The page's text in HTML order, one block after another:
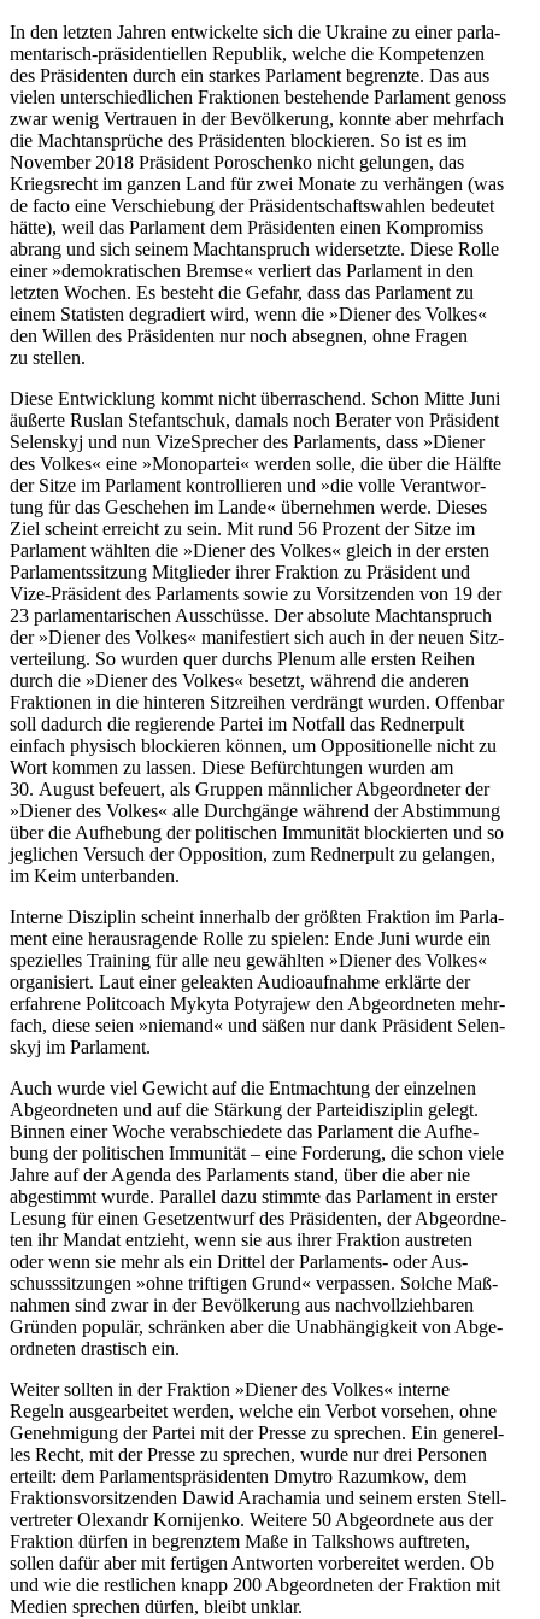
In den letzten Jahren ent­wi­ckelte sich die Ukraine zu einer par­la­
men­ta­risch-prä­si­den­ti­el­len Repu­blik, welche die Kom­pe­ten­zen
des Prä­si­den­ten durch ein starkes Par­la­ment begrenzte. Das aus
vielen unter­schied­li­chen Frak­tio­nen bestehende Par­la­ment genoss
zwar wenig Ver­trauen in der Bevöl­ke­rung, konnte aber mehr­fach
die Macht­an­sprü­che des Prä­si­den­ten blo­ckie­ren. So ist es im
Novem­ber 2018 Prä­si­dent Poro­schenko nicht gelun­gen, das
Kriegs­recht im ganzen Land für zwei Monate zu ver­hän­gen (was
de facto eine Ver­schie­bung der Prä­si­dent­schafts­wah­len bedeu­tet
hätte), weil das Par­la­ment dem Prä­si­den­ten einen Kom­pro­miss
abrang und sich seinem Macht­an­spruch wider­setzte. Diese Rolle
einer »demo­kra­ti­schen Bremse« ver­liert das Par­la­ment in den
letzten Wochen. Es besteht die Gefahr, dass das Par­la­ment zu
einem Sta­tis­ten degra­diert wird, wenn die »Diener des Volkes«
den Willen des Prä­si­den­ten nur noch abseg­nen, ohne Fragen
zu stellen.
Diese Ent­wick­lung kommt nicht über­ra­schend. Schon Mitte Juni
äußerte Ruslan Ste­fant­schuk, damals noch Berater von Prä­si­dent
Selen­skyj und nun Vize­Spre­cher des Par­la­ments, dass »Diener
des Volkes« eine »Mono­par­tei« werden solle, die über die Hälfte
der Sitze im Par­la­ment kon­trol­lie­ren und »die volle Ver­ant­wor­
tung für das Gesche­hen im Lande« über­neh­men werde. Dieses
Ziel scheint erreicht zu sein. Mit rund 56 Prozent der Sitze im
Par­la­ment wählten die »Diener des Volkes« gleich in der ersten
Par­la­ments­sit­zung Mit­glie­der ihrer Frak­tion zu Prä­si­dent und
Vize-Prä­si­dent des Par­la­ments sowie zu Vor­sit­zen­den von 19 der
23 par­la­men­ta­ri­schen Aus­schüsse. Der abso­lute Macht­an­spruch
der »Diener des Volkes« mani­fes­tiert sich auch in der neuen Sitz­
ver­tei­lung. So wurden quer durchs Plenum alle ersten Reihen
durch die »Diener des Volkes« besetzt, während die anderen
Frak­tio­nen in die hin­te­ren Sitz­rei­hen ver­drängt wurden. Offen­bar
soll dadurch die regie­rende Partei im Notfall das Red­ner­pult
einfach phy­sisch blo­ckie­ren können, um Oppo­si­tio­nelle nicht zu
Wort kommen zu lassen. Diese Befürch­tun­gen wurden am
30. August befeu­ert, als Gruppen männ­li­cher Abge­ord­ne­ter der
»Diener des Volkes« alle Durch­gänge während der Abstim­mung
über die Auf­he­bung der poli­ti­schen Immu­ni­tät blo­ckier­ten und so
jeg­li­chen Versuch der Oppo­si­tion, zum Red­ner­pult zu gelan­gen,
im Keim unterbanden.
Interne Dis­zi­plin scheint inner­halb der größten Frak­tion im Par­la­
ment eine her­aus­ra­gende Rolle zu spielen: Ende Juni wurde ein
spe­zi­el­les Trai­ning für alle neu gewähl­ten »Diener des Volkes«
orga­ni­siert. Laut einer gele­ak­ten Audio­auf­nahme erklärte der
erfah­rene Polit­coach Mykyta Poty­ra­jew den Abge­ord­ne­ten mehr­
fach, diese seien »niemand« und säßen nur dank Prä­si­dent Selen­
skyj im Parlament.
Auch wurde viel Gewicht auf die Ent­mach­tung der ein­zel­nen
Abge­ord­ne­ten und auf die Stär­kung der Par­tei­dis­zi­plin gelegt.
Binnen einer Woche ver­ab­schie­dete das Par­la­ment die Auf­he­
bung der poli­ti­schen Immu­ni­tät – eine For­de­rung, die schon viele
Jahre auf der Agenda des Par­la­ments stand, über die aber nie
abge­stimmt wurde. Par­al­lel dazu stimmte das Par­la­ment in erster
Lesung für einen Gesetz­ent­wurf des Prä­si­den­ten, der Abge­ord­ne­
ten ihr Mandat ent­zieht, wenn sie aus ihrer Frak­tion aus­tre­ten
oder wenn sie mehr als ein Drittel der Par­la­ments- oder Aus­
schuss­sit­zun­gen »ohne trif­ti­gen Grund« ver­pas­sen. Solche Maß­
nah­men sind zwar in der Bevöl­ke­rung aus nach­voll­zieh­ba­ren
Gründen populär, schrän­ken aber die Unab­hän­gig­keit von Abge­
ord­ne­ten dras­tisch ein.
Weiter sollten in der Frak­tion »Diener des Volkes« interne
Regeln aus­ge­ar­bei­tet werden, welche ein Verbot vor­se­hen, ohne
Geneh­mi­gung der Partei mit der Presse zu spre­chen. Ein gene­rel­
les Recht, mit der Presse zu spre­chen, wurde nur drei Per­so­nen
erteilt: dem Par­la­ments­prä­si­den­ten Dmytro Raz­um­kow, dem
Frak­ti­ons­vor­sit­zen­den Dawid Aracha­mia und seinem ersten Stell­
ver­tre­ter Olex­andr Kor­ni­jenko. Weitere 50 Abge­ord­nete aus der
Frak­tion dürfen in begrenz­tem Maße in Talk­shows auf­tre­ten,
sollen dafür aber mit fer­ti­gen Ant­wor­ten vor­be­rei­tet werden. Ob
und wie die rest­li­chen knapp 200 Abge­ord­ne­ten der Frak­tion mit
Medien spre­chen dürfen, bleibt unklar.